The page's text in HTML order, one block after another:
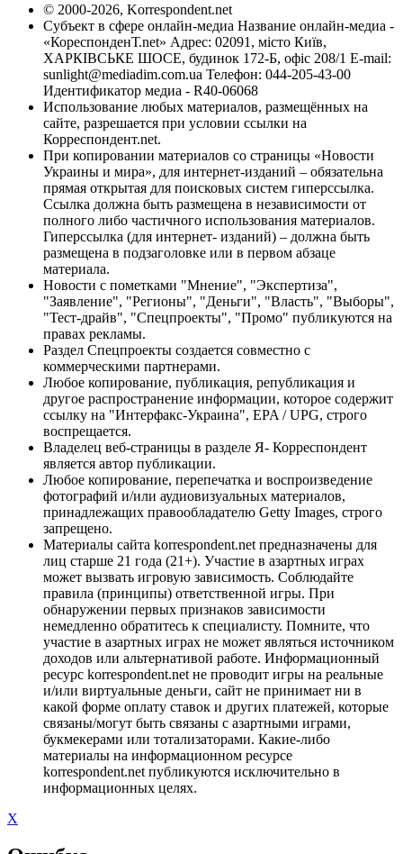
© 2000-2026, Korrespondent.net
Субъект в сфере онлайн-медиа Название онлайн-медиа -
«КореспонденТ.net» Адрес: 02091, місто Київ,
ХАРКІВСЬКЕ ШОСЕ, будинок 172-Б, офіс 208/1 E-mail:
sunlight@mediadim.com.ua Телефон: 044-205-43-00
Идентификатор медиа - R40-06068
Использование любых материалов, размещённых на
сайте, разрешается при условии ссылки на
Корреспондент.net.
При копировании материалов со страницы «Новости
Украины и мира», для интернет-изданий – обязательна
прямая открытая для поисковых систем гиперссылка.
Ссылка должна быть размещена в независимости от
полного либо частичного использования материалов.
Гиперссылка (для интернет- изданий) – должна быть
размещена в подзаголовке или в первом абзаце
материала.
Новости с пометками "Мнение", "Экспертиза",
"Заявление", "Регионы", "Деньги", "Власть", "Выборы",
"Тест-драйв", "Спецпроекты", "Промо" публикуются на
правах рекламы.
Раздел Спецпроекты создается совместно с
коммерческими партнерами.
Любое копирование, публикация, републикация и
другое распространение информации, которое содержит
ссылку на "Интерфакс-Украина", EPA / UPG, строго
воспрещается.
Владелец веб-страницы в разделе Я- Корреспондент
является автор публикации.
Любое копирование, перепечатка и воспроизведение
фотографий и/или аудиовизуальных материалов,
принадлежащих правообладателю Getty Images, строго
запрещено.
Материалы сайта korrespondent.net предназначены для
лиц старше 21 года (21+). Участие в азартных играх
может вызвать игровую зависимость. Соблюдайте
правила (принципы) ответственной игры. При
обнаружении первых признаков зависимости
немедленно обратитесь к специалисту. Помните, что
участие в азартных играх не может являться источником
доходов или альтернативой работе. Информационный
ресурс korrespondent.net не проводит игры на реальные
и/или виртуальные деньги, сайт не принимает ни в
какой форме оплату ставок и других платежей, которые
связаны/могут быть связаны с азартными играми,
букмекерами или тотализаторами. Какие-либо
материалы на информационном ресурсе
korrespondent.net публикуются исключительно в
информационных целях.
X